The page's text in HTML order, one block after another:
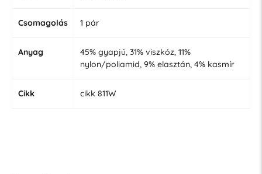
Csomagolás 1 pár
Anyag
45% gyapjú, 31% viszkóz, 11%
nylon/poliamid, 9% elasztán, 4% kasmír
Cikk cikk 811W